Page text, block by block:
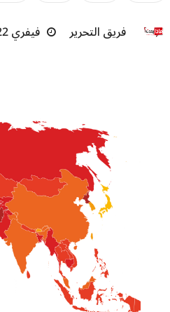
فريق التحرير فيفري 2022